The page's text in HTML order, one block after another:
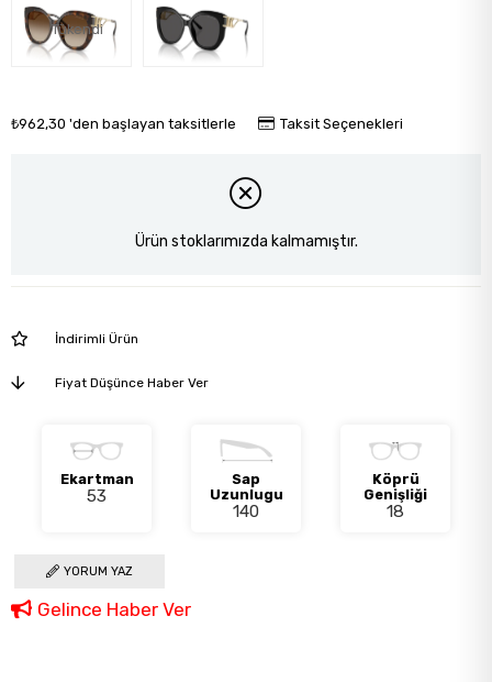
Tükendi
₺962,30 'den başlayan taksitlerle Taksit Seçenekleri
Ürün stoklarımızda kalmamıştır.
İndirimli Ürün
Fiyat Düşünce Haber Ver
Ekartman
53
Sap
Uzunlugu
140
Köprü
Genişliği
18
YORUM YAZ
Gelince Haber Ver